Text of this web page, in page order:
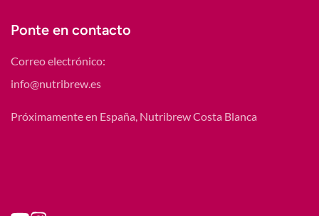
Ponte en contacto
Correo electrónico:
info@nutribrew.es
Próximamente en España, Nutribrew Costa Blanca